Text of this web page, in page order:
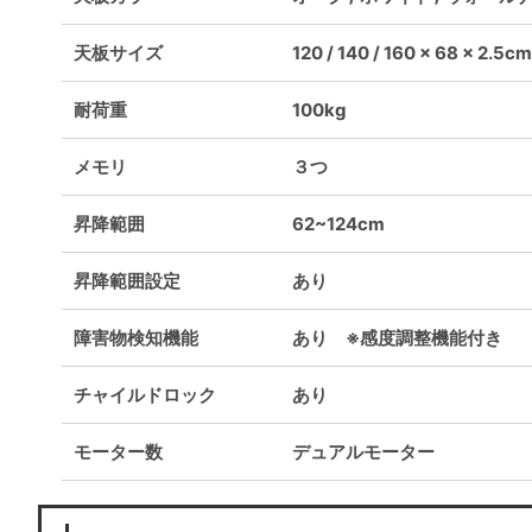
天板サイズ 120 / 140 / 160 × 68 × 2.5cm
耐荷重 100kg
メモリ ３つ
昇降範囲 62~124cm
昇降範囲設定 あり
障害物検知機能 あり ※感度調整機能付き
チャイルドロック あり
モーター数 デュアルモーター